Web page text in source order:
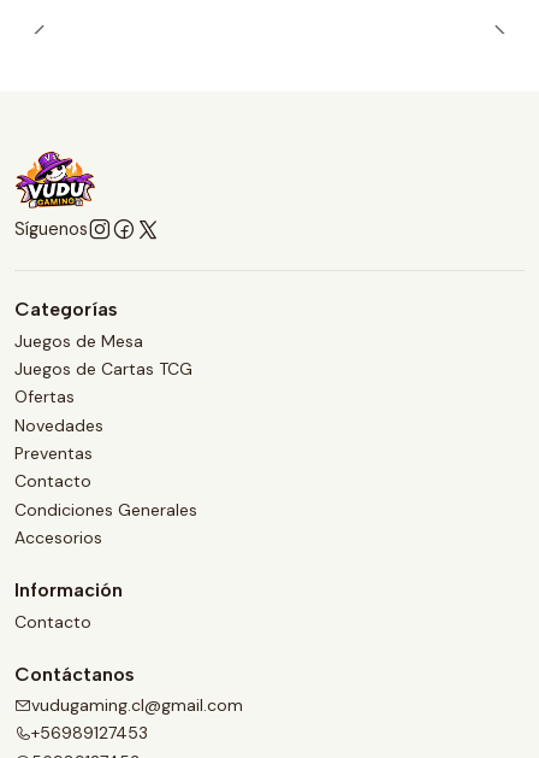
Síguenos
Categorías
Juegos de Mesa
Juegos de Cartas TCG
Ofertas
Novedades
Preventas
Contacto
Condiciones Generales
Accesorios
Información
Contacto
Contáctanos
vudugaming.cl@gmail.com
+56989127453